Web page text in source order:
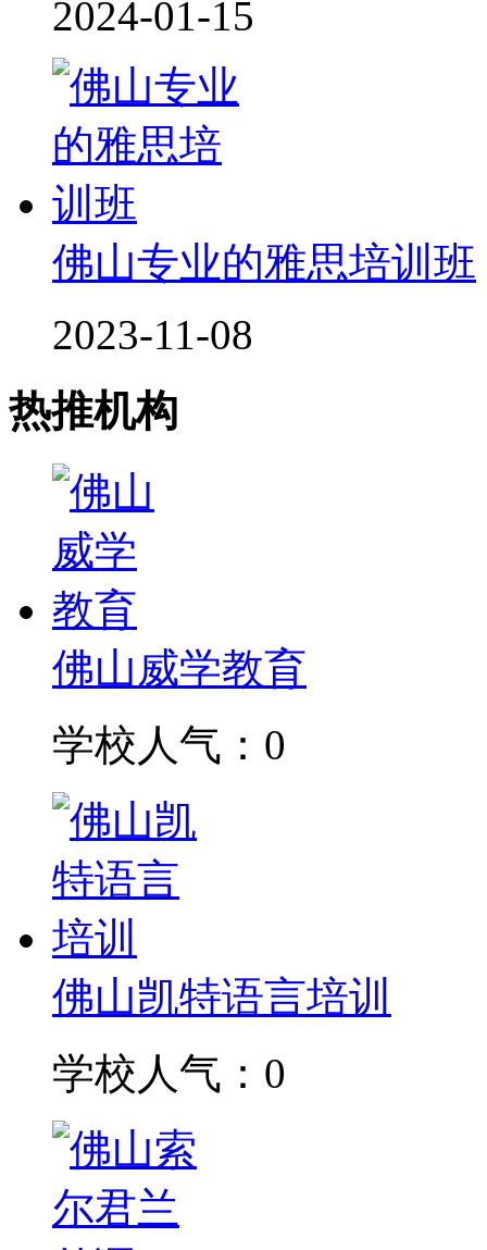
2024-01-15
佛山专业的雅思培训班
2023-11-08
热推机构
佛山威学教育
学校人气：0
佛山凯特语言培训
学校人气：0